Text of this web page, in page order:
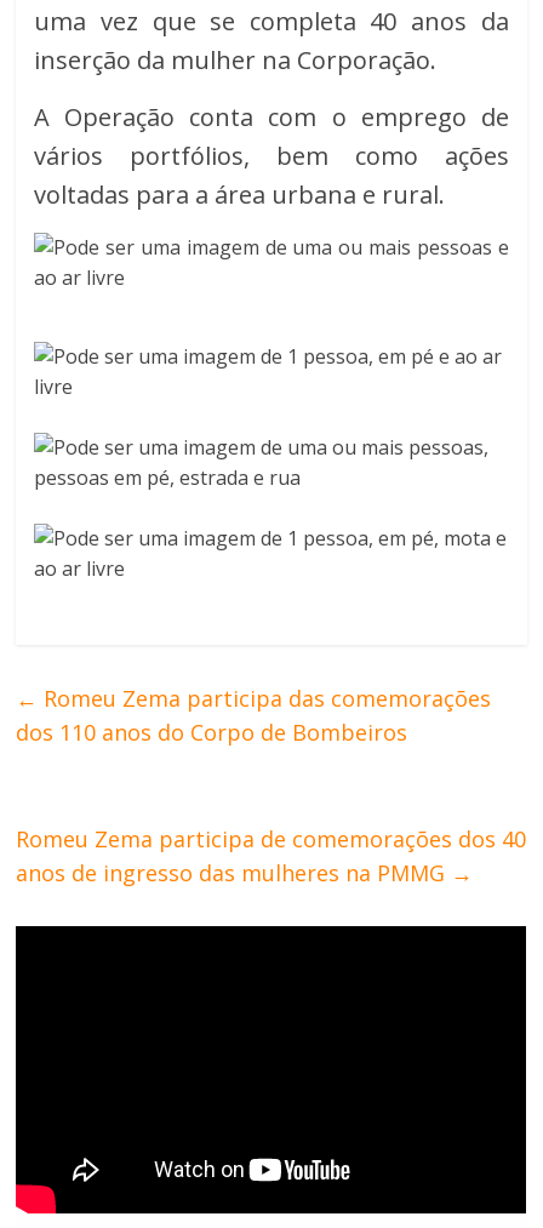
uma vez que se completa 40 anos da
inserção da mulher na Corporação.
A Operação conta com o emprego de
vários portfólios, bem como ações
voltadas para a área urbana e rural.
← Romeu Zema participa das comemorações
dos 110 anos do Corpo de Bombeiros
Romeu Zema participa de comemorações dos 40
anos de ingresso das mulheres na PMMG →